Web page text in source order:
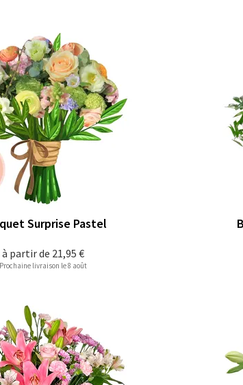
à partir de 21,95 €
Surprise Pastel
Prochaine livraison le 8 août